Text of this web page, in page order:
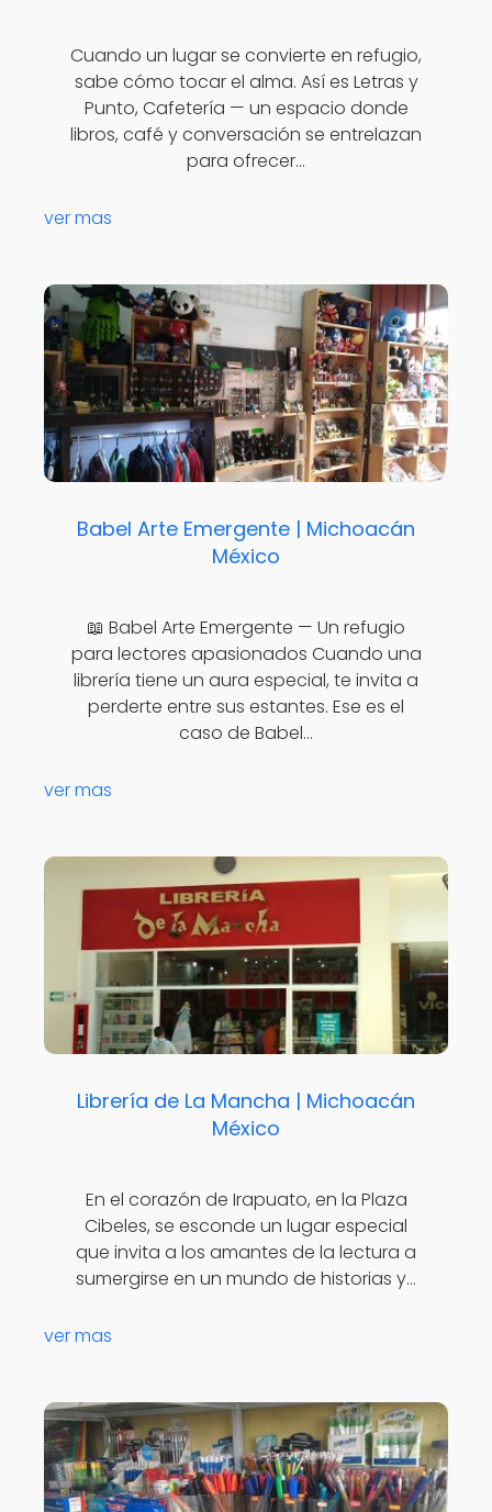
Cuando un lugar se convierte en refugio,
sabe cómo tocar el alma. Así es Letras y
Punto, Cafetería — un espacio donde
libros, café y conversación se entrelazan
para ofrecer…
ver mas
Babel Arte Emergente | Michoacán
México
📖 Babel Arte Emergente — Un refugio
para lectores apasionados Cuando una
librería tiene un aura especial, te invita a
perderte entre sus estantes. Ese es el
caso de Babel…
ver mas
Librería de La Mancha | Michoacán
México
En el corazón de Irapuato, en la Plaza
Cibeles, se esconde un lugar especial
que invita a los amantes de la lectura a
sumergirse en un mundo de historias y…
ver mas